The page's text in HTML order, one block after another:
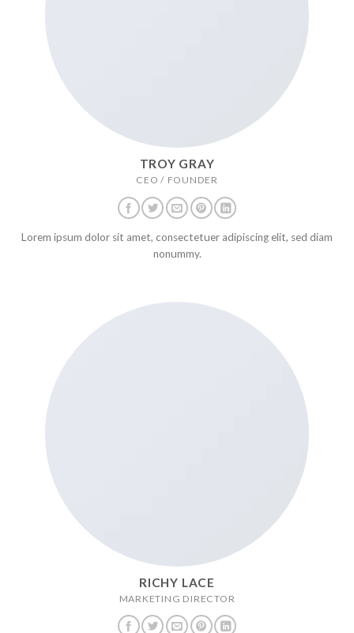
TROY GRAY
CEO / FOUNDER
Lorem ipsum dolor sit amet, consectetuer adipiscing elit, sed diam
nonummy.
RICHY LACE
MARKETING DIRECTOR